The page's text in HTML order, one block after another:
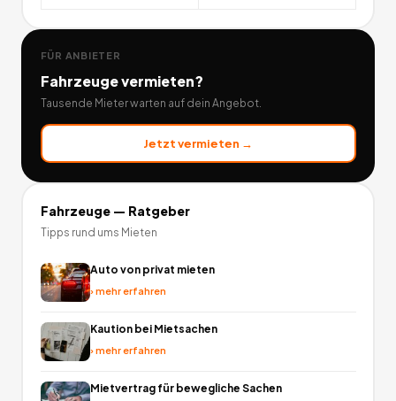
FÜR ANBIETER
Fahrzeugevermieten?
Tausende Mieter warten auf dein Angebot.
Jetzt vermieten →
Fahrzeuge— Ratgeber
Tipps rund ums Mieten
Auto von privat mieten
›mehr erfahren
Kaution bei Mietsachen
›mehr erfahren
Mietvertrag für bewegliche Sachen